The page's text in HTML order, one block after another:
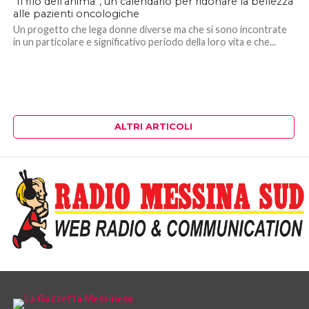
alle pazienti oncologiche
Un progetto che lega donne diverse ma che si sono incontrate
in un particolare e significativo periodo della loro vita e che...
ALTRI ARTICOLI